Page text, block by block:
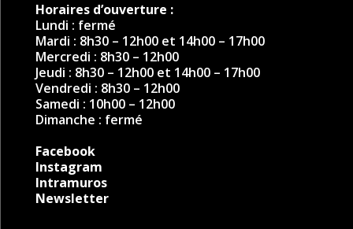
Horaires d’ouverture :
Lundi : fermé
Mardi : 8h30 – 12h00 et 14h00 – 17h00
Mercredi : 8h30 – 12h00
Jeudi : 8h30 – 12h00 et 14h00 – 17h00
Vendredi : 8h30 – 12h00
Samedi : 10h00 – 12h00
Dimanche : fermé
Facebook
Instagram
Intramuros
Newsletter